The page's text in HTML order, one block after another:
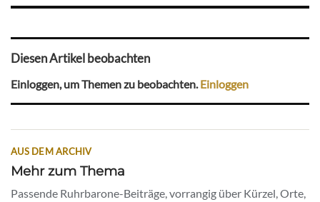
Diesen Artikel beobachten
Einloggen, um Themen zu beobachten. Einloggen
AUS DEM ARCHIV
Mehr zum Thema
Passende Ruhrbarone-Beiträge, vorrangig über Kürzel, Orte,